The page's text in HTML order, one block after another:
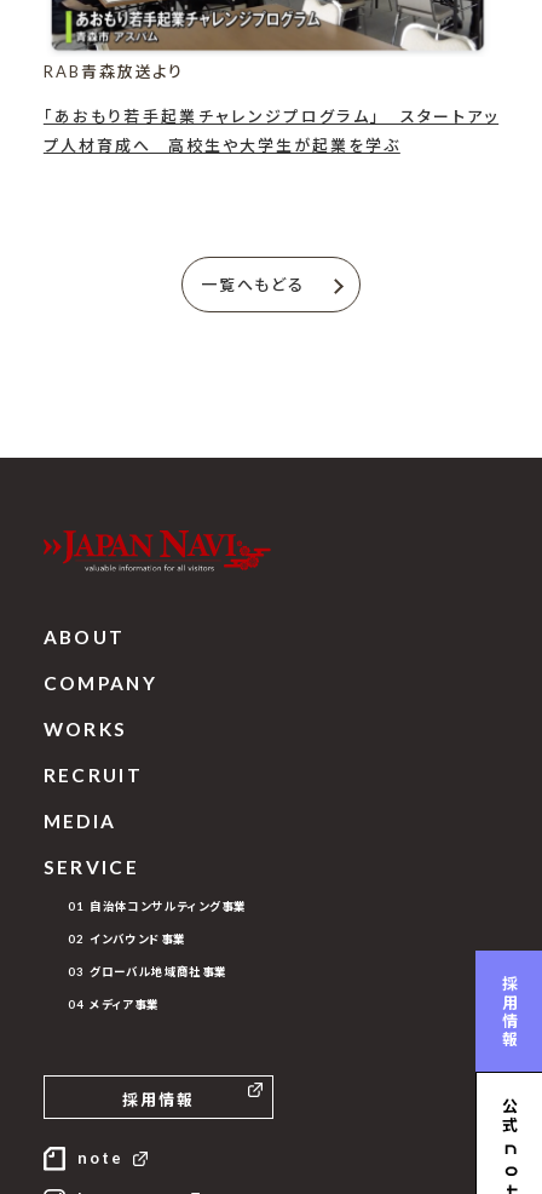
RAB青森放送より
「あおもり若手起業チャレンジプログラム」 スタートアッ
プ人材育成へ 高校生や大学生が起業を学ぶ
一覧へもどる
ABOUT
COMPANY
WORKS
RECRUIT
MEDIA
SERVICE
01 自治体コンサルティング事業
02 インバウンド事業
03 グローバル地域商社事業
04 メディア事業
採用情報
note
採用情報
公式
n